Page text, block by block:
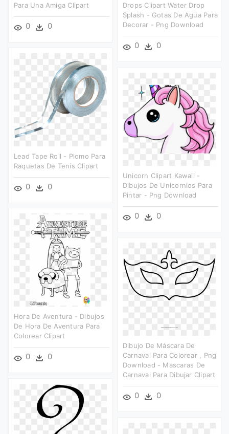
Para Una Amiga Clipart
0 0
Drops Clipart Water Drop
Splash - Gotas De Agua Para
Decorar - Png Download
0 0
Lead Tape Roll - Plomo Para
Raquetas De Tenis Clipart
0 0
Unicorn Clipart Kawaii -
Dibujos De Unicornios Para
Pintar - Png Download
0 0
Hora De Aventura - Dibujos
De Hora De Aventura Para
Colorear Clipart
0 0
Dibujo De Máscara De
Carnaval Para Colorear , Png
Download - Mascaras De
Carnaval Para Dibujar Clipart
0 0